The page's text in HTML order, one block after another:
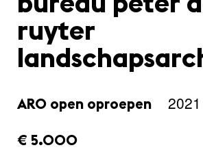
bureau peter
ruyter
ARO open oproepen 2021
amount_issued:
€ 5.000